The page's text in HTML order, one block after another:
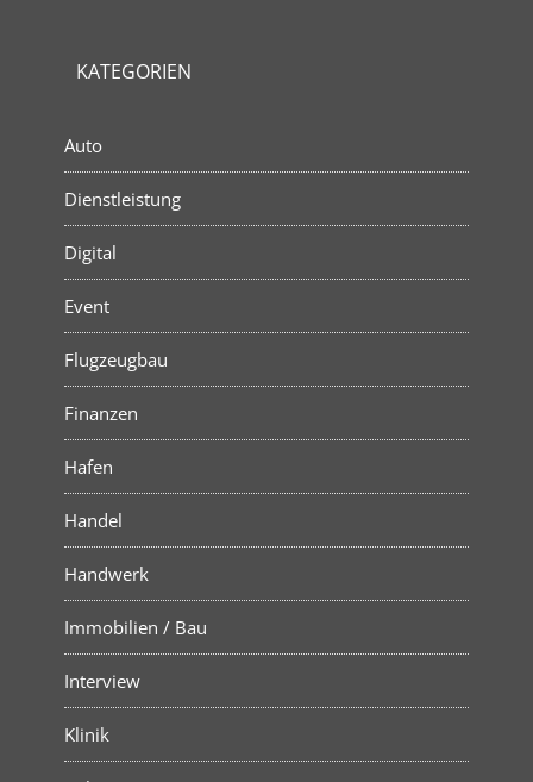
KATEGORIEN
Auto
Dienstleistung
Digital
Event
Flugzeugbau
Finanzen
Hafen
Handel
Handwerk
Immobilien / Bau
Interview
Klinik